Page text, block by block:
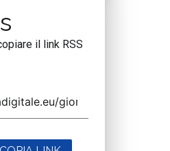
il link RSS